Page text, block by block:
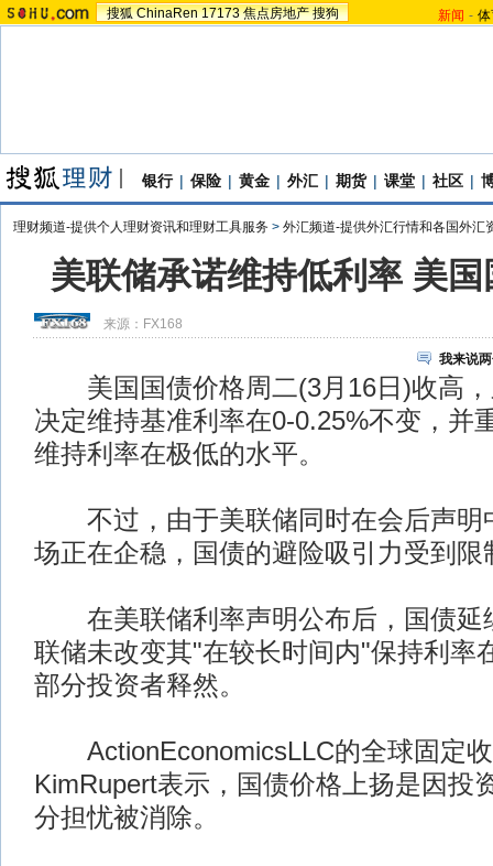
搜狐 ChinaRen 17173 焦点房地产 搜狗 新闻 -
银行 | 保险 | 黄金 | 外汇 | 期货 | 课堂 | 社区 |
理财频道-提供个人理财资讯和理财工具服务 > 外汇频道-提供外汇行情和各国外汇
美联储承诺维持低利率 美
来源： FX168
我来说
美国国债价格周二(3月16日)收高，
决定维持基准利率在0-0.25%不变，并
维持利率在极低的水平。
不过，由于美联储同时在会后声明
场正在企稳，国债的避险吸引力受到限
在美联储利率声明公布后，国债延
联储未改变其"在较长时间内"保持利率
部分投资者释然。
ActionEconomicsLLC的全球固定收
KimRupert表示，国债价格上扬是因投
分担忧被消除。